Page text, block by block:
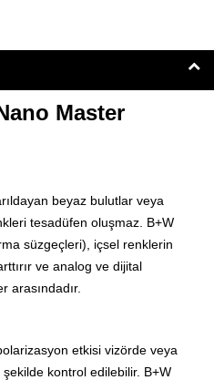
Master
beyaz bulutlar veya
tesadüfen oluşmaz. B+W
süzgeçleri), içsel renklerin
ve analog ve dijital
arasındadır.
etkisi vizörde veya
kontrol edilebilir. B+W